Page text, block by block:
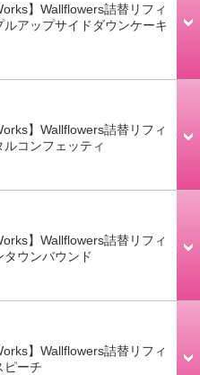
】Wallflowers詰替リフィ
ルアップサイドダウンケーキ
】Wallflowers詰替リフィ
ルコンフェッティ
】Wallflowers詰替リフィ
タウンバウンド
】Wallflowers詰替リフィ
ピーチ